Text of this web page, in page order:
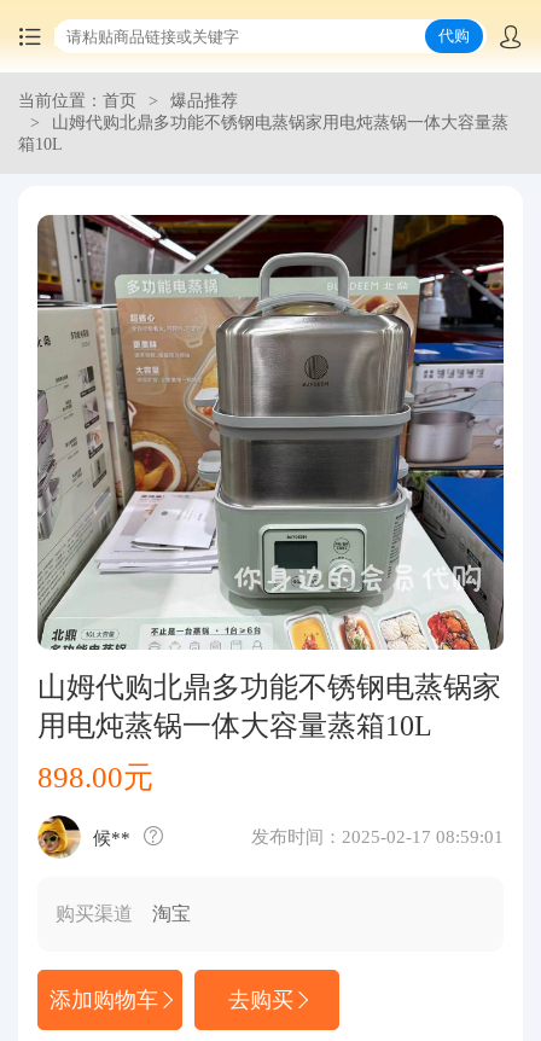
首页
集运服务
爆品推荐
查询运单
最新公告
物流资讯
代购问答
关于我们
代购
当前位置：首页
爆品推荐
山姆代购北鼎多功能不锈钢电蒸锅家用电炖蒸锅一体大容量蒸
箱10L
山姆代购北鼎多功能不锈钢电蒸锅家
用电炖蒸锅一体大容量蒸箱10L
898.00元
候** 发布时间：2025-02-17 08:59:01
购买渠道 淘宝
添加购物车 去购买